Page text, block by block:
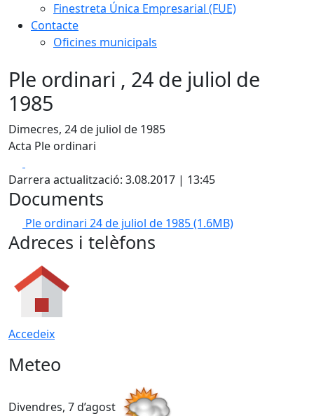
Finestreta Única Empresarial (FUE)
Contacte
Oficines municipals
Ple ordinari , 24 de juliol de
1985
Dimecres, 24 de juliol de 1985
Acta Ple ordinari
Darrera actualització: 3.08.2017 | 13:45
Documents
Ple ordinari 24 de juliol de 1985(1.6MB)
Adreces i telèfons
Accedeix
Meteo
Divendres, 7 d’agost